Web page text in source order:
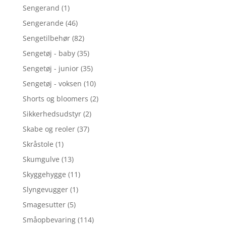
Sengerand (1)
Sengerande (46)
Sengetilbehør (82)
Sengetøj - baby (35)
Sengetøj - junior (35)
Sengetøj - voksen (10)
Shorts og bloomers (2)
Sikkerhedsudstyr (2)
Skabe og reoler (37)
Skråstole (1)
Skumgulve (13)
Skyggehygge (11)
Slyngevugger (1)
Smagesutter (5)
Småopbevaring (114)